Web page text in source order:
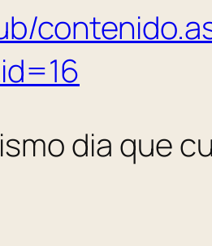
dia que